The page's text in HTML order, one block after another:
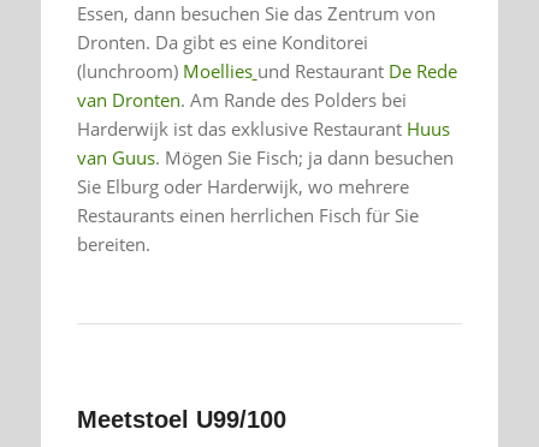
Essen, dann besuchen Sie das Zentrum von
Dronten. Da gibt es eine Konditorei
(lunchroom) Moellies und Restaurant De Rede
van Dronten. Am Rande des Polders bei
Harderwijk ist das exklusive Restaurant Huus
van Guus. Mögen Sie Fisch; ja dann besuchen
Sie Elburg oder Harderwijk, wo mehrere
Restaurants einen herrlichen Fisch für Sie
bereiten.
Meetstoel U99/100